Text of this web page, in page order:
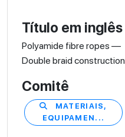
Título em inglês
Polyamide fibre ropes —
Double braid construction
Comitê
MATERIAIS,
EQUIPAMEN...